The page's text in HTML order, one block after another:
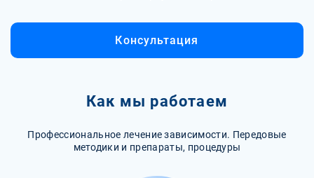
Консультация
Как мы работаем
Профессиональное лечение зависимости. Передовые
методики и препараты, процедуры